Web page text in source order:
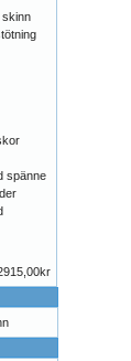
skinn
spänne